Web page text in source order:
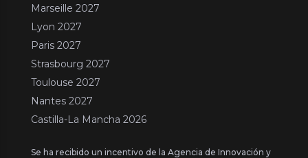
Marseille 2027
Lyon 2027
Paris 2027
Strasbourg 2027
Toulouse 2027
Nantes 2027
Castilla-La Mancha 2026
Se ha recibido un incentivo de la Agencia de Innovación y